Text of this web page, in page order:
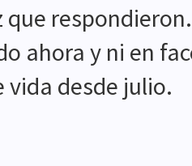
respondieron.
ahora y ni en
vida desde julio.